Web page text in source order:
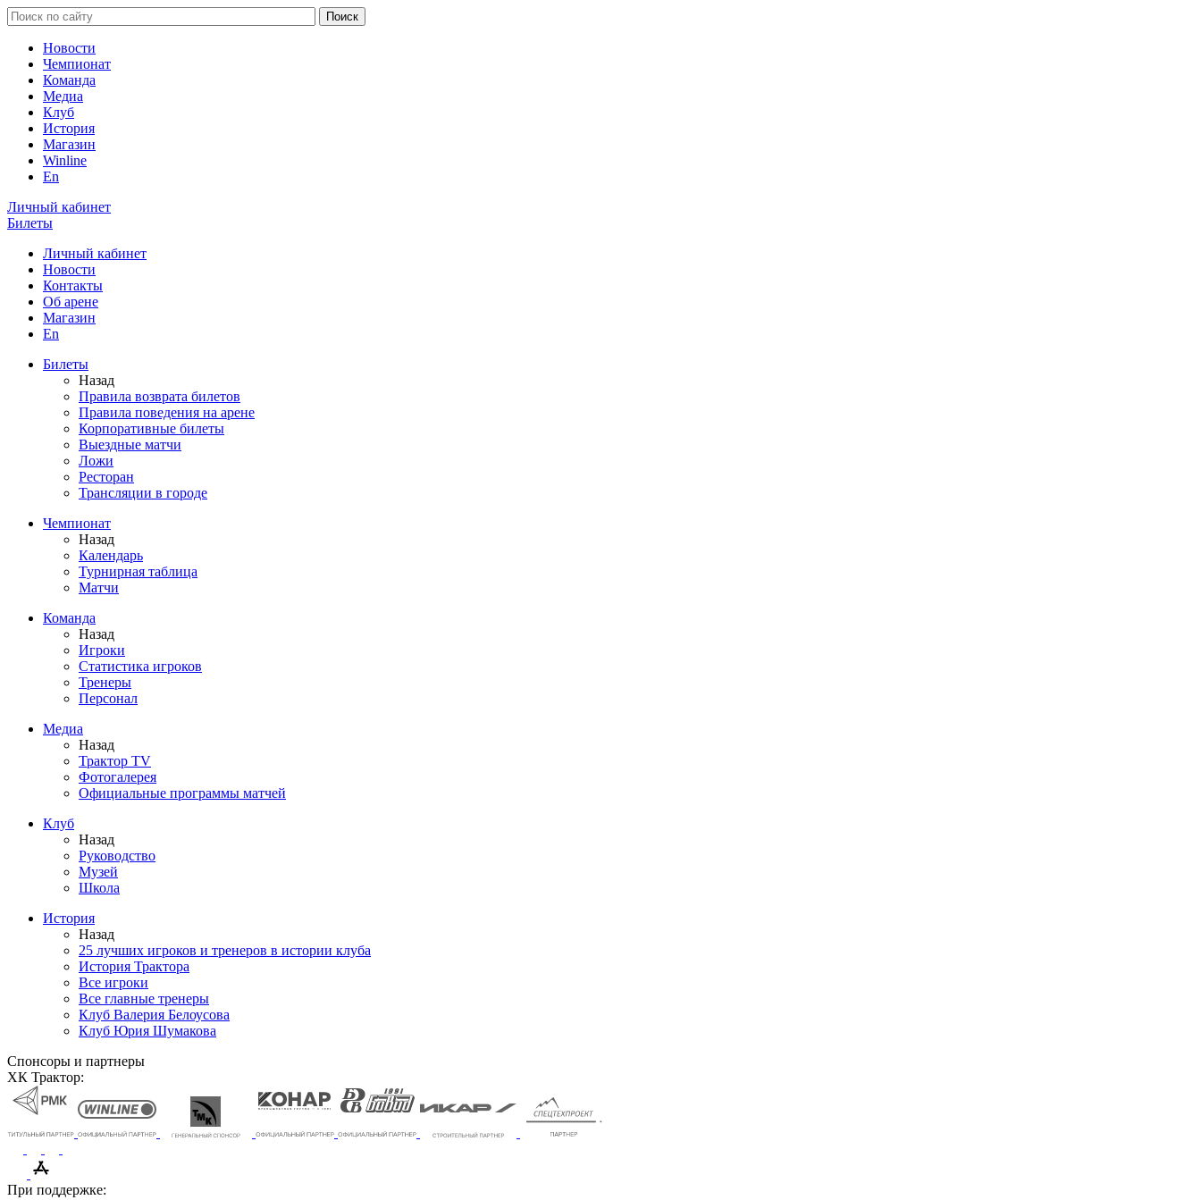
Новости
Чемпионат
Команда
Медиа
Клуб
История
Магазин
Winline
En
Личный кабинет
Билеты
Личный кабинет
Новости
Контакты
Об арене
Магазин
En
Билеты
Назад
Правила возврата билетов
Правила поведения на арене
Корпоративные билеты
Выездные матчи
Ложи
Ресторан
Трансляции в городе
Чемпионат
Назад
Календарь
Турнирная таблица
Матчи
Команда
Назад
Игроки
Статистика игроков
Тренеры
Персонал
Медиа
Назад
Трактор TV
Фотогалерея
Официальные программы матчей
Клуб
Назад
Руководство
Музей
Школа
История
Назад
25 лучших игроков и тренеров в истории клуба
История Трактора
Все игроки
Все главные тренеры
Клуб Валерия Белоусова
Клуб Юрия Шумакова
Спонсоры и партнеры
ХК Трактор:
При поддержке: